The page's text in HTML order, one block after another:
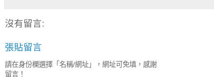
沒有留言:
張貼留言
請在身份欄選擇「名稱/網址」，網址可免填，感謝
留言！